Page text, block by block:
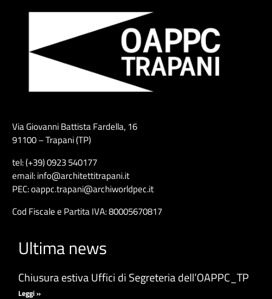
Via Giovanni Battista Fardella, 16
91100 – Trapani (TP)
tel: (+39) 0923 540177
email: info@architettitrapani.it
PEC: oappc.trapani@archiworldpec.it
Cod Fiscale e Partita IVA: 80005670817
Ultima news
Chiusura estiva Uffici di Segreteria dell’OAPPC_TP
Leggi »